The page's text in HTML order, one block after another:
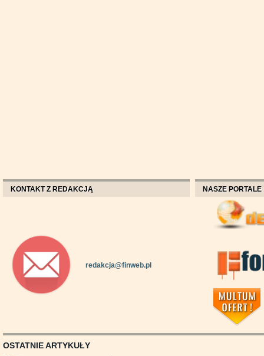
KONTAKT Z REDAKCJĄ
redakcja@finweb.pl
NASZE PORTALE
OSTATNIE ARTYKUŁY